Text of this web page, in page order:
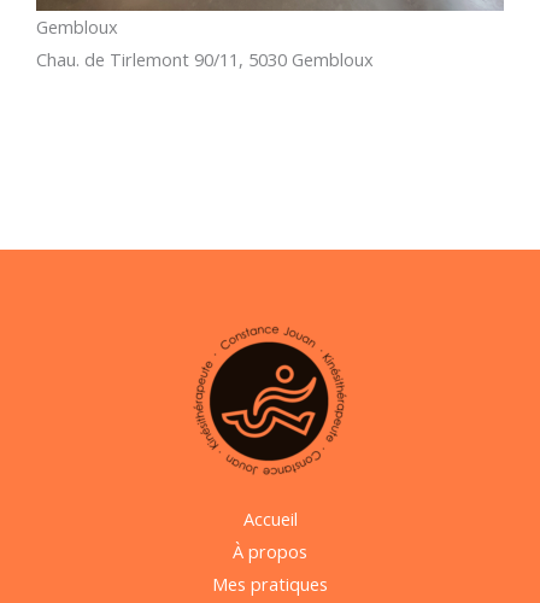
Gembloux
Chau. de Tirlemont 90/11, 5030 Gembloux
Accueil
À propos
Mes pratiques